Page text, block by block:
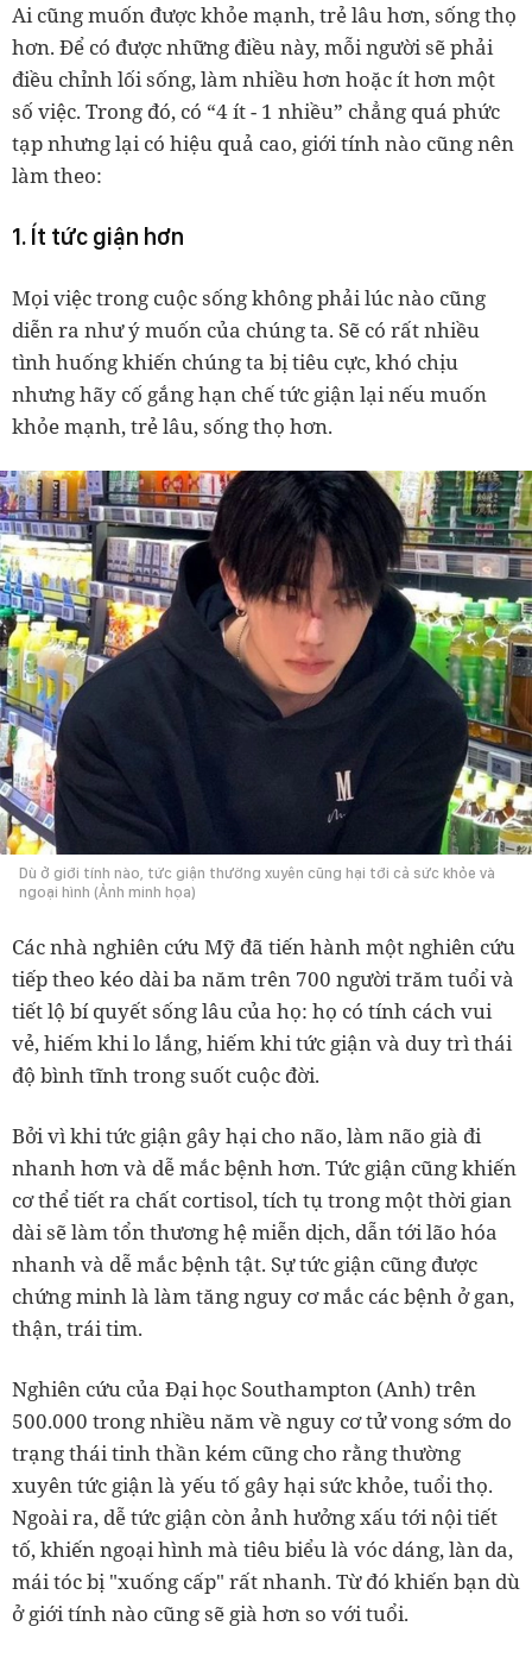
Ai cũng muốn được khỏe mạnh, trẻ lâu hơn, sống thọ
hơn. Để có được những điều này, mỗi người sẽ phải
điều chỉnh lối sống, làm nhiều hơn hoặc ít hơn một
số việc. Trong đó, có “4 ít - 1 nhiều” chẳng quá phức
tạp nhưng lại có hiệu quả cao, giới tính nào cũng nên
làm theo:
1. Ít tức giận hơn
Mọi việc trong cuộc sống không phải lúc nào cũng
diễn ra như ý muốn của chúng ta. Sẽ có rất nhiều
tình huống khiến chúng ta bị tiêu cực, khó chịu
nhưng hãy cố gắng hạn chế tức giận lại nếu muốn
khỏe mạnh, trẻ lâu, sống thọ hơn.
Dù ở giới tính nào, tức giận thường xuyên cũng hại tới cả sức khỏe và
ngoại hình (Ảnh minh họa)
Các nhà nghiên cứu Mỹ đã tiến hành một nghiên cứu
tiếp theo kéo dài ba năm trên 700 người trăm tuổi và
tiết lộ bí quyết sống lâu của họ: họ có tính cách vui
vẻ, hiếm khi lo lắng, hiếm khi tức giận và duy trì thái
độ bình tĩnh trong suốt cuộc đời.
Bởi vì khi tức giận gây hại cho não, làm não già đi
nhanh hơn và dễ mắc bệnh hơn. Tức giận cũng khiến
cơ thể tiết ra chất cortisol, tích tụ trong một thời gian
dài sẽ làm tổn thương hệ miễn dịch, dẫn tới lão hóa
nhanh và dễ mắc bệnh tật. Sự tức giận cũng được
chứng minh là làm tăng nguy cơ mắc các bệnh ở gan,
thận, trái tim.
Nghiên cứu của Đại học Southampton (Anh) trên
500.000 trong nhiều năm về nguy cơ tử vong sớm do
trạng thái tinh thần kém cũng cho rằng thường
xuyên tức giận là yếu tố gây hại sức khỏe, tuổi thọ.
Ngoài ra, dễ tức giận còn ảnh hưởng xấu tới nội tiết
tố, khiến ngoại hình mà tiêu biểu là vóc dáng, làn da,
mái tóc bị "xuống cấp" rất nhanh. Từ đó khiến bạn dù
ở giới tính nào cũng sẽ già hơn so với tuổi.